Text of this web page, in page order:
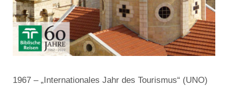
1967 – „Internationales Jahr des Tourismus“ (UNO)